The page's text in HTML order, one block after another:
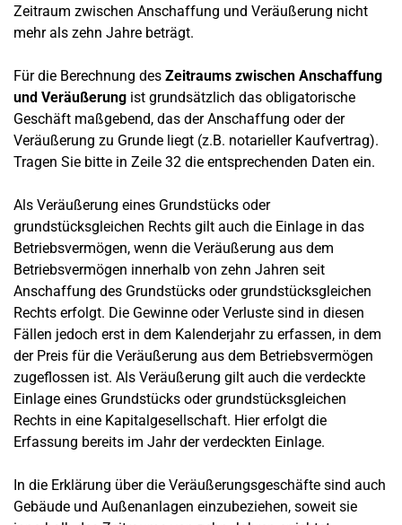
Zeitraum zwischen Anschaffung und Veräußerung nicht
mehr als zehn Jahre beträgt.
Für die Berechnung des Zeitraums zwischen Anschaffung
und Veräußerung ist grundsätzlich das obligatorische
Geschäft maßgebend, das der Anschaffung oder der
Veräußerung zu Grunde liegt (z.B. notarieller Kaufvertrag).
Tragen Sie bitte in Zeile 32 die entsprechenden Daten ein.
Als Veräußerung eines Grundstücks oder
grundstücksgleichen Rechts gilt auch die Einlage in das
Betriebsvermögen, wenn die Veräußerung aus dem
Betriebsvermögen innerhalb von zehn Jahren seit
Anschaffung des Grundstücks oder grundstücksgleichen
Rechts erfolgt. Die Gewinne oder Verluste sind in diesen
Fällen jedoch erst in dem Kalenderjahr zu erfassen, in dem
der Preis für die Veräußerung aus dem Betriebsvermögen
zugeflossen ist. Als Veräußerung gilt auch die verdeckte
Einlage eines Grundstücks oder grundstücksgleichen
Rechts in eine Kapitalgesellschaft. Hier erfolgt die
Erfassung bereits im Jahr der verdeckten Einlage.
In die Erklärung über die Veräußerungsgeschäfte sind auch
Gebäude und Außenanlagen einzubeziehen, soweit sie